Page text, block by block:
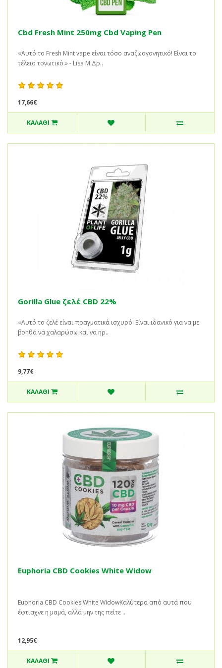
Cbd Fresh Mint 250mg Cbd Vaping Pen
«Αυτό το Fresh Mint vape είναι τόσο αναζωογονητικό! Είναι το
τέλειο τονωτικό.» - Lisa M.Δρ..
17,66€
ΚΑΛΆΘΙ
Gorilla Glue ζελέ CBD 22%
«Αυτό το ζελέ είναι πραγματικά ισχυρό! Είναι ιδανικό για να με
βοηθά να χαλαρώσω και να ηρ..
9,77€
ΚΑΛΆΘΙ
Euphoria CBD Cookies White Widow
Euphoria CBD Cookies White WidowΚαλύτερα από αυτά που
έφτιαχνε η μαμά, αλλά μην της πείτε ..
12,95€
ΚΑΛΆΘΙ